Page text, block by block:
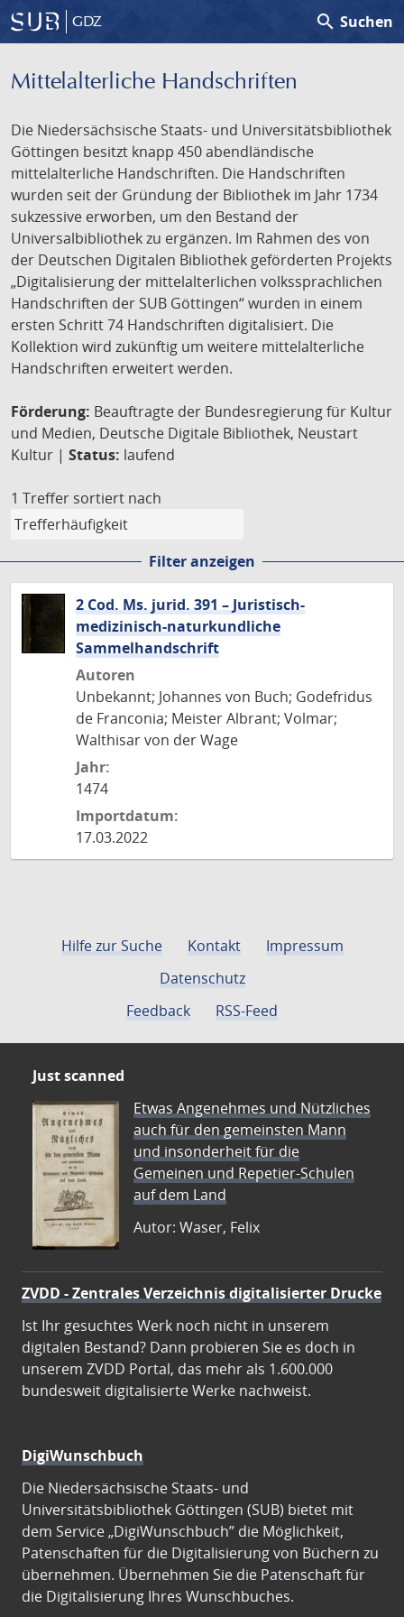
GDZ search Suchen
Mittelalterliche Handschriften
Die Niedersächsische Staats- und Universitätsbibliothek
Göttingen besitzt knapp 450 abendländische
mittelalterliche Handschriften. Die Handschriften
wurden seit der Gründung der Bibliothek im Jahr 1734
sukzessive erworben, um den Bestand der
Universalbibliothek zu ergänzen. Im Rahmen des von
der Deutschen Digitalen Bibliothek geförderten Projekts
„Digitalisierung der mittelalterlichen volkssprachlichen
Handschriften der SUB Göttingen“ wurden in einem
ersten Schritt 74 Handschriften digitalisiert. Die
Kollektion wird zukünftig um weitere mittelalterliche
Handschriften erweitert werden.
Förderung: Beauftragte der Bundesregierung für Kultur
und Medien, Deutsche Digitale Bibliothek, Neustart
Kultur | Status: laufend
1 Treffer sortiert nach
Filter anzeigen
2 Cod. Ms. jurid. 391 – Juristisch-
medizinisch-naturkundliche
Sammelhandschrift
Autoren
Unbekannt; Johannes von Buch; Godefridus
de Franconia; Meister Albrant; Volmar;
Walthisar von der Wage
Jahr:
1474
Importdatum:
17.03.2022
Hilfe zur Suche Kontakt
Impressum
Datenschutz
Feedback
RSS-Feed
Just scanned
Etwas Angenehmes und Nützliches
auch für den gemeinsten Mann
und insonderheit für die
Gemeinen und Repetier-Schulen
auf dem Land
Autor: Waser, Felix
ZVDD - Zentrales Verzeichnis digitalisierter Drucke
Ist Ihr gesuchtes Werk noch nicht in unserem
digitalen Bestand? Dann probieren Sie es doch in
unserem ZVDD Portal, das mehr als 1.600.000
bundesweit digitalisierte Werke nachweist.
DigiWunschbuch
Die Niedersächsische Staats- und
Universitätsbibliothek Göttingen (SUB) bietet mit
dem Service „DigiWunschbuch” die Möglichkeit,
Patenschaften für die Digitalisierung von Büchern zu
übernehmen. Übernehmen Sie die Patenschaft für
die Digitalisierung Ihres Wunschbuches.